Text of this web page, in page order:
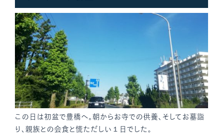
この日は初盆で豊橋へ。朝からお寺での供養、そしてお墓詣
り、親族との会食と慌ただしい１日でした。